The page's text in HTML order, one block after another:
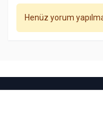
Henüz yorum